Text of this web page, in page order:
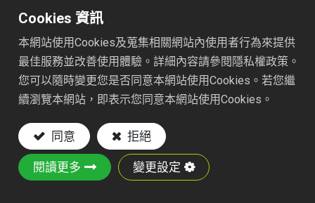
14Tx8" PLASTIC RAKE
Key Features:
8 IN. WIDE POLY LEAF RAKE for efficient
raking of leaves and debris.
14 TINE CONFIGURATION with closely spaced
tines for maximum performance
POLYPROPYLENE construction with weather-
Cookies 資訊
本網站使用Cookies及蒐集相關網站內使用者行為來提供
最佳服務並改善使用體驗。詳細內容請參閱隱私權政策。
您可以隨時變更您是否同意本網站使用Cookies。若您繼
續瀏覽本網站，即表示您同意本網站使用Cookies。
同意 拒絕
閱讀更多 變更設定